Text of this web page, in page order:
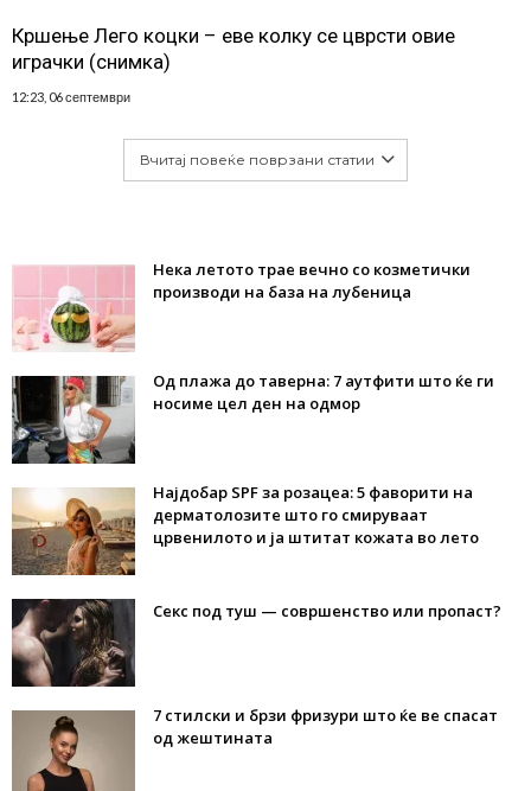
Кршење Лего коцки – еве колку се цврсти овие
играчки (снимка)
12:23, 06 септември
Вчитај повеќе поврзани статии
Нека летото трае вечно со козметички
производи на база на лубеница
Од плажа до таверна: 7 аутфити што ќе ги
носиме цел ден на одмор
Најдобар SPF за розацеа: 5 фаворити на
дерматолозите што го смируваат
црвенилото и ја штитат кожата во лето
Секс под туш — совршенство или пропаст?
7 стилски и брзи фризури што ќе ве спасат
од жештината